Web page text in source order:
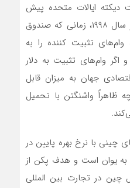
ایالات متحده پیش
برود، طبق همان طرحی که در سال ۱۹۹۸، زمانی که صندوق
وام‌های تثبیت کننده را به
اگر وام‌های تثبیت به دلار
جهان به میزان قابل
می‌یابد. [۲] آنچه ظاهراً واشنگتن با تحمیل
چینی با نرخ بهره پایین در
به یوان است و هدف پکن از
چین در تجارت بین المللی